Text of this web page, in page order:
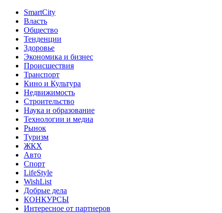
SmartCity
Власть
Общество
Тенденции
Здоровье
Экономика и бизнес
Происшествия
Транспорт
Кино и Культура
Недвижимость
Строительство
Наука и образование
Технологии и медиа
Рынок
Туризм
ЖКХ
Авто
Спорт
LifeStyle
WishList
Добрые дела
КОНКУРСЫ
Интересное от партнеров